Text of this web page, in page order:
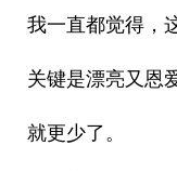
我一直都觉得，
关键是漂亮又恩爱
就更少了。